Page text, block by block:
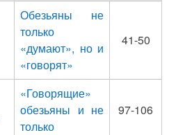
Обезьяны не
только
«думают», но и
«говорят»
41-50
«Говорящие»
обезьяны и не
только
97-106